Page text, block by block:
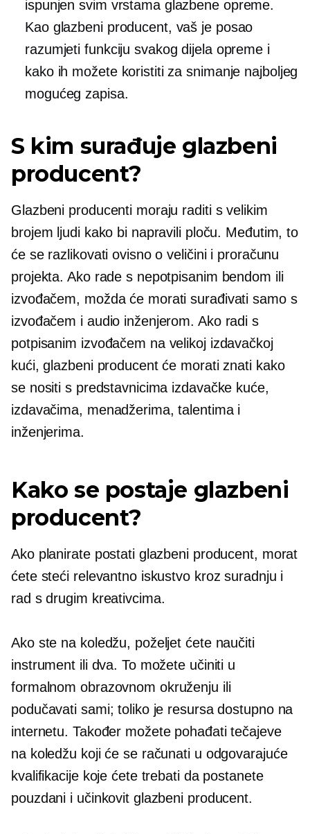
ispunjen svim vrstama glazbene opreme.
Kao glazbeni producent, vaš je posao
razumjeti funkciju svakog dijela opreme i
kako ih možete koristiti za snimanje najboljeg
mogućeg zapisa.
S kim surađuje glazbeni
producent?
Glazbeni producenti moraju raditi s velikim
brojem ljudi kako bi napravili ploču. Međutim, to
će se razlikovati ovisno o veličini i proračunu
projekta. Ako rade s nepotpisanim bendom ili
izvođačem, možda će morati surađivati ​​samo s
izvođačem i audio inženjerom. Ako radi s
potpisanim izvođačem na velikoj izdavačkoj
kući, glazbeni producent će morati znati kako
se nositi s predstavnicima izdavačke kuće,
izdavačima, menadžerima, talentima i
inženjerima.
Kako se postaje glazbeni
producent?
Ako planirate postati glazbeni producent, morat
ćete steći relevantno iskustvo kroz suradnju i
rad s drugim kreativcima.
Ako ste na koledžu, poželjet ćete naučiti
instrument ili dva. To možete učiniti u
formalnom obrazovnom okruženju ili
podučavati sami; toliko je resursa dostupno na
internetu. Također možete pohađati tečajeve
na koledžu koji će se računati u odgovarajuće
kvalifikacije koje ćete trebati da postanete
pouzdani i učinkovit glazbeni producent.